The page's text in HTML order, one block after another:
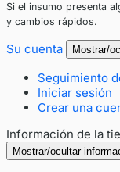
Si el insumo presenta
y cambios rápidos.
Su cuenta Mostrar/
Seguimiento
Iniciar sesión
Crear una
Información de la
Mostrar/ocultar